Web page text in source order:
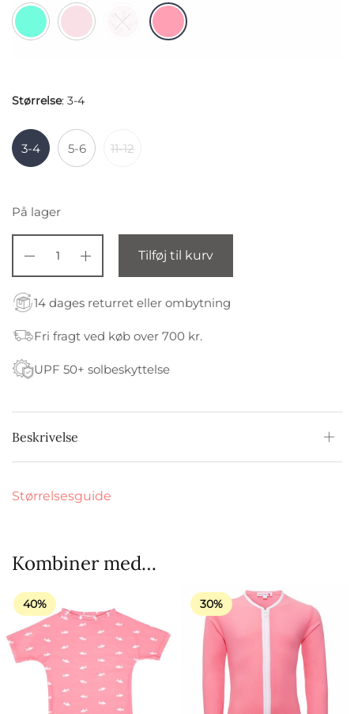
Størrelse: 3-4
3-4 5-6 11-12
På lager
Tilføj til kurv
14 dages returret eller ombytning
Fri fragt ved køb over 700 kr.
UPF 50+ solbeskyttelse
Beskrivelse
Størrelsesguide
Kombiner med…
40% 30%